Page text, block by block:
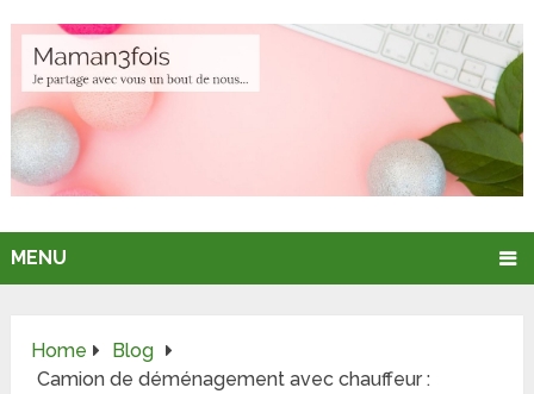
MENU
Home
Blog
Camion de déménagement avec chauffeur :